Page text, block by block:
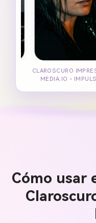
CLAROSCURO
MEDIA.IO -
Cómo usar